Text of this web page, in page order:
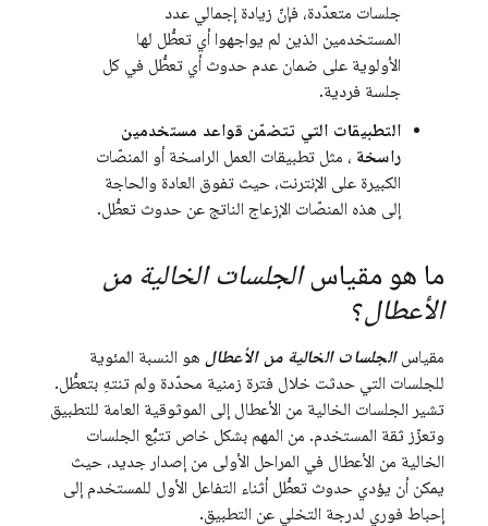
جلسات متعدّدة، فإنّ زيادة إجمالي عدد
المستخدمين الذين لم يواجهوا أي تعطُّل لها
الأولوية على ضمان عدم حدوث أي تعطُّل في كل
جلسة فردية.
التطبيقات التي تتضمّن قواعد مستخدمين
راسخة ، مثل تطبيقات العمل الراسخة أو المنصّات
الكبيرة على الإنترنت، حيث تفوق العادة والحاجة
إلى هذه المنصّات الإزعاج الناتج عن حدوث تعطُّل.
ما هو مقياسالجلسات الخالية من
الأعطال؟
مقياسالجلسات الخالية من الأعطال هو النسبة المئوية
للجلسات التي حدثت خلال فترة زمنية محدّدة ولم تنتهِ بتعطُّل.
تشير الجلسات الخالية من الأعطال إلى الموثوقية العامة للتطبيق
وتعزّز ثقة المستخدم. من المهم بشكل خاص تتبُّع الجلسات
الخالية من الأعطال في المراحل الأولى من إصدار جديد، حيث
يمكن أن يؤدي حدوث تعطُّل أثناء التفاعل الأول للمستخدم إلى
إحباط فوري لدرجة التخلي عن التطبيق.